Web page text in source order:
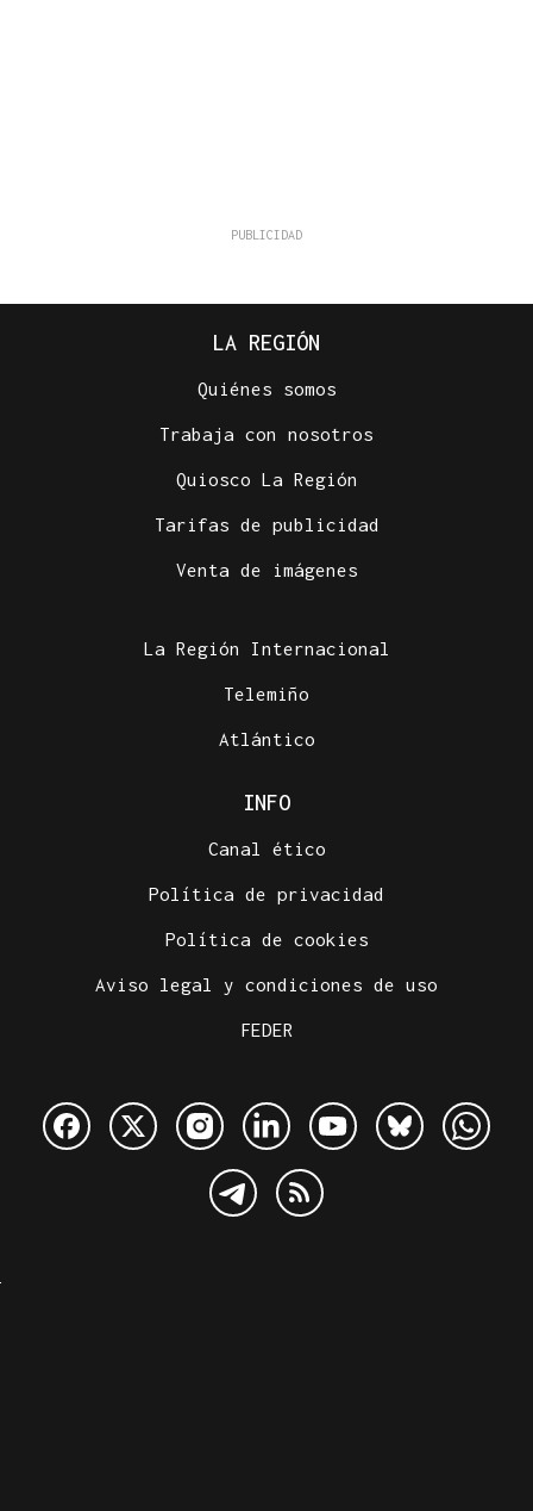
LA REGIÓN
Quiénes somos
Trabaja con nosotros
Quiosco La Región
Tarifas de publicidad
Venta de imágenes
La Región Internacional
Telemiño
Atlántico
INFO
Canal ético
Política de privacidad
Política de cookies
Aviso legal y condiciones de uso
FEDER